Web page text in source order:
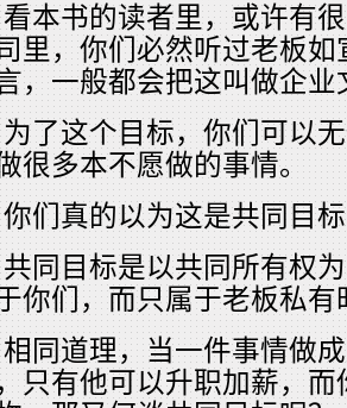
看本书的读者里，或许有
里，你们必然听过老板
，一般都会把这叫做企
为了这个目标，你们可以
很多本不愿做的事情。
你们真的以为这是共同目
共同目标是以共同所有权
你们，而只属于老板私
相同道理，当一件事情做
只有他可以升职加薪，